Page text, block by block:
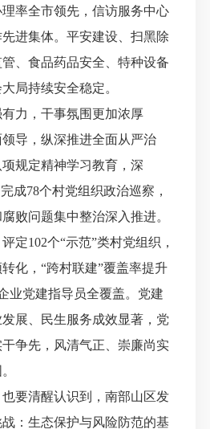
率全市领先，信访服务中心
进集体。平安建设、扫黑除
、食品药品安全、特种设备
局持续安全稳定。
有力，干事氛围更加浓厚
导，纵深推进全面从严治
规定精神学习教育，深
成78个村党组织政治巡察，
败问题集中整治深入推进。
定102个“示范”类村党组织，
化，“跨村联建”覆盖率提升
业党建指导员全覆盖。党建
展、民生服务成效显著，党
争先，风清气正、崇廉尚实
也要清醒认识到，南部山区发
：生态保护与风险防范的基